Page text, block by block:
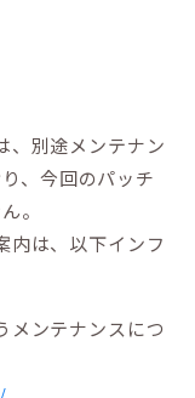
、別途メンテナン
、今回のパッチ
。
内は、以下インフ
ンテナンスにつ